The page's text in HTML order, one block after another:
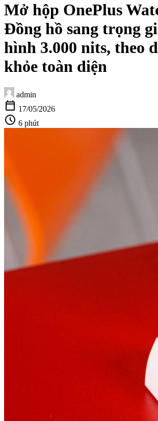
Mở hộp OnePlus
Đồng hồ sang trọng
hình 3.000 nits, theo
khỏe toàn diện
admin
calendar_today 17/05/2026
schedule 6 phút